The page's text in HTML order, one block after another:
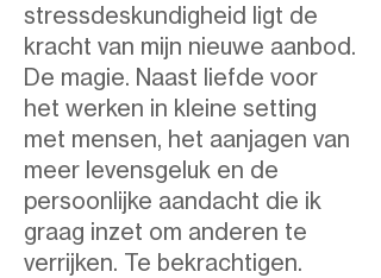
stressdeskundigheid ligt de
kracht van mijn nieuwe aanbod.
De magie. Naast liefde voor
het werken in kleine setting
met mensen, het aanjagen van
meer levensgeluk en de
persoonlijke aandacht die ik
graag inzet om anderen te
verrijken. Te bekrachtigen.